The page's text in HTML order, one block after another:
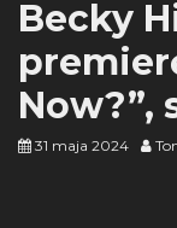
Becky
Now?”,
31 maja 2024